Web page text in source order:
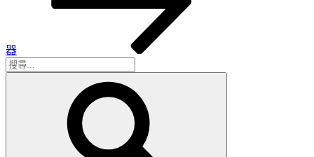
器
搜